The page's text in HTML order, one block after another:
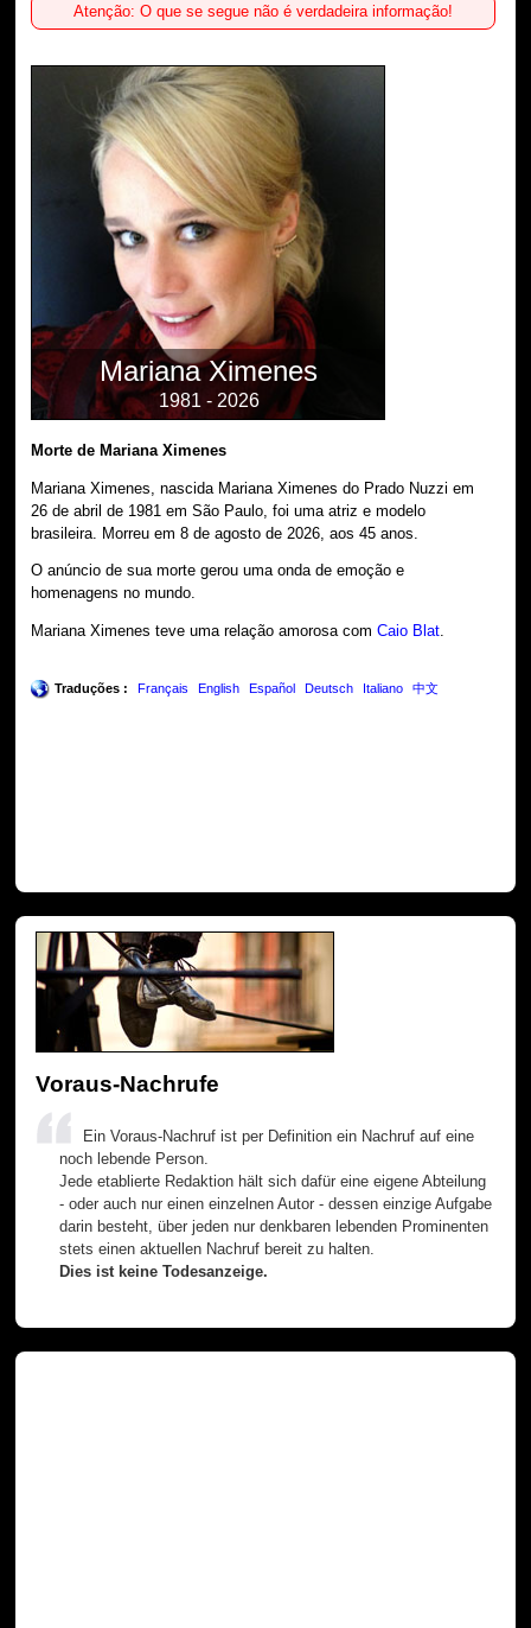
Atenção: O que se segue não é verdadeira informação!
Mariana Ximenes
1981 - 2026
Morte de Mariana Ximenes
Mariana Ximenes, nascida Mariana Ximenes do Prado Nuzzi em
26 de abril de 1981 em São Paulo, foi uma atriz e modelo
brasileira. Morreu em 8 de agosto de 2026, aos 45 anos.
O anúncio de sua morte gerou uma onda de emoção e
homenagens no mundo.
Mariana Ximenes teve uma relação amorosa comCaio Blat.
Traduções : Français English Español Deutsch Italiano 中文
Voraus-Nachrufe
Ein Voraus-Nachruf ist per Definition ein Nachruf auf eine
noch lebende Person.
Jede etablierte Redaktion hält sich dafür eine eigene Abteilung
- oder auch nur einen einzelnen Autor - dessen einzige Aufgabe
darin besteht, über jeden nur denkbaren lebenden Prominenten
stets einen aktuellen Nachruf bereit zu halten.
Dies ist keine Todesanzeige.